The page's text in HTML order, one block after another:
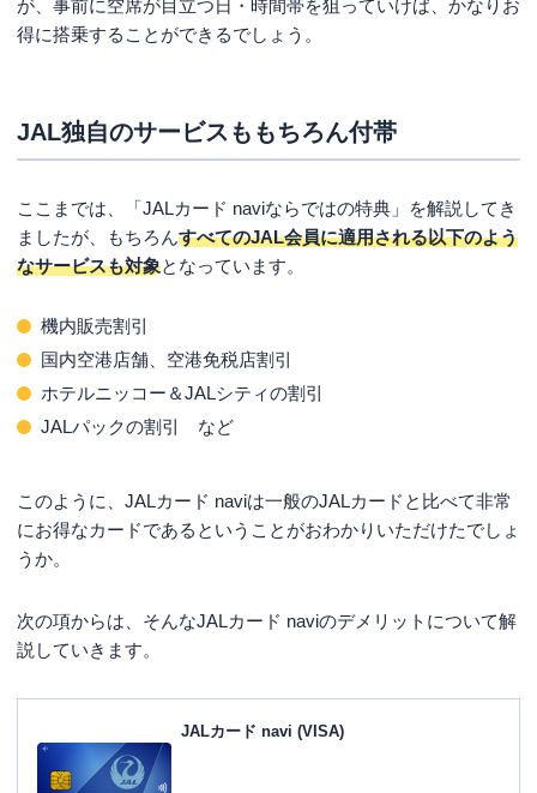
が、事前に空席が目立つ日・時間帯を狙っていけば、かなりお
得に搭乗することができるでしょう。
JAL独自のサービスももちろん付帯
ここまでは、「JALカード naviならではの特典」を解説してき
ましたが、もちろんすべてのJAL会員に適用される以下のよう
なサービスも対象となっています。
機内販売割引
国内空港店舗、空港免税店割引
ホテルニッコー＆JALシティの割引
JALパックの割引 など
このように、JALカード naviは一般のJALカードと比べて非常
にお得なカードであるということがおわかりいただけたでしょ
うか。
次の項からは、そんなJALカード naviのデメリットについて解
説していきます。
JALカード navi (VISA)